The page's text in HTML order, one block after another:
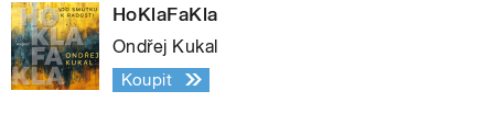
HoKlaFaKla
Ondřej Kukal
Koupit